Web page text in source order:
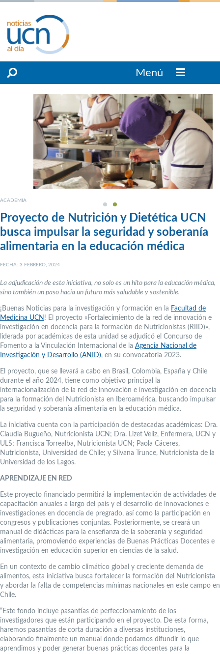
Menú
ACADEMIA
Proyecto de Nutrición y Dietética UCN
busca impulsar la seguridad y soberanía
alimentaria en la educación médica
FECHA: 3 FEBRERO, 2024
La adjudicación de esta iniciativa, no solo es un hito para la educación médica,
sino también un paso hacia un futuro más saludable y sostenible.
¡Buenas Noticias para la investigación y formación en la Facultad de
Medicina UCN ! El proyecto «Fortalecimiento de la red de innovación e
investigación en docencia para la formación de Nutricionistas (RIID)»,
liderada por académicas de esta unidad se adjudicó el Concurso de
Fomento a la Vinculación Internacional de la Agencia Nacional de
Investigación y Desarrollo (ANID), en su convocatoria 2023.
El proyecto, que se llevará a cabo en Brasil, Colombia, España y Chile
durante el año 2024, tiene como objetivo principal la
internacionalización de la red de innovación e investigación en docencia
para la formación del Nutricionista en Iberoamérica, buscando impulsar
la seguridad y soberanía alimentaria en la educación médica.
La iniciativa cuenta con la participación de destacadas académicas: Dra.
Claudia Bugueño, Nutricionista UCN; Dra. Lizet Veliz, Enfermera, UCN y
ULS; Francisca Torrealba, Nutricionista UCN; Paola Cáceres,
Nutricionista, Universidad de Chile; y Silvana Trunce, Nutricionista de la
Universidad de los Lagos.
APRENDIZAJE EN RED
Este proyecto financiado permitirá la implementación de actividades de
capacitación anuales a largo del país y el desarrollo de innovaciones e
investigaciones en docencia de pregrado, así como la participación en
congresos y publicaciones conjuntas. Posteriormente, se creará un
manual de didácticas para la enseñanza de la soberanía y seguridad
alimentaria, promoviendo experiencias de Buenas Prácticas Docentes e
investigación en educación superior en ciencias de la salud.
En un contexto de cambio climático global y creciente demanda de
alimentos, esta iniciativa busca fortalecer la formación del Nutricionista
y abordar la falta de competencias mínimas nacionales en este campo en
Chile.
“Este fondo incluye pasantías de perfeccionamiento de los
investigadores que están participando en el proyecto. De esta forma,
haremos pasantías de corta duración a diversas instituciones,
elaborando finalmente un manual donde podamos difundir lo que
aprendimos y poder generar buenas prácticas docentes para la